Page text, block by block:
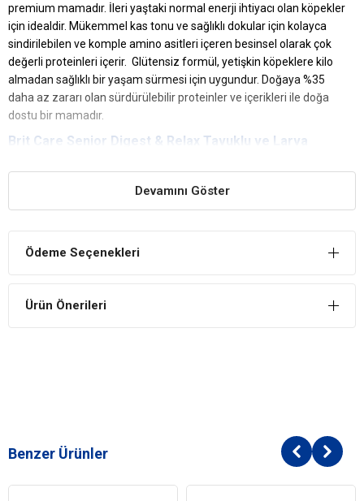
premium mamadır. İleri yaştaki normal enerji ihtiyacı olan köpekler
için idealdir. Mükemmel kas tonu ve sağlıklı dokular için kolayca
sindirilebilen ve komple amino asitleri içeren besinsel olarak çok
değerli proteinleri içerir. Glütensiz formül, yetişkin köpeklere kilo
almadan sağlıklı bir yaşam sürmesi için uygundur. Doğaya %35
daha az zararı olan sürdürülebilir proteinler ve içerikleri ile doğa
dostu bir mamadır.
Brit Care Senior Digest & Relax Tavuklu ve Larva
L-triptofan stres anlarında sakinleşmeye destek olur. Aslan kuyruğu
Eklem ve Kıkırdak Sağlığını Korur
kemik, eklem ve kıkırdak sağlığını destekler.
Tavuk %32 (Dehidre ve Hizdrolize Tavuk)
Dehidre Larva %14
Devamını Göster
Ödeme Seçenekleri
Ürün Önerileri
Benzer Ürünler